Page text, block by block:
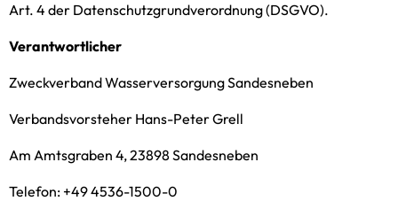
Art. 4 der Datenschutzgrundverordnung (DSGVO).
Verantwortlicher
Zweckverband Wasserversorgung Sandesneben
Verbandsvorsteher Hans-Peter Grell
Am Amtsgraben 4, 23898 Sandesneben
Telefon: +49 4536-1500-0